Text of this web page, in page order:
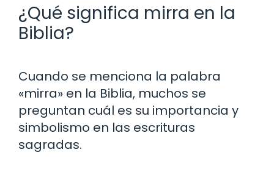
¿Qué significa mirra en la
Biblia?
Cuando se menciona la palabra
«mirra» en la Biblia, muchos se
preguntan cuál es su importancia y
simbolismo en las escrituras
sagradas.